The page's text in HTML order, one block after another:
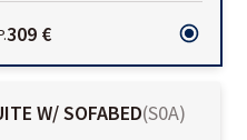
309 €
W/ SOFABED(S0A)